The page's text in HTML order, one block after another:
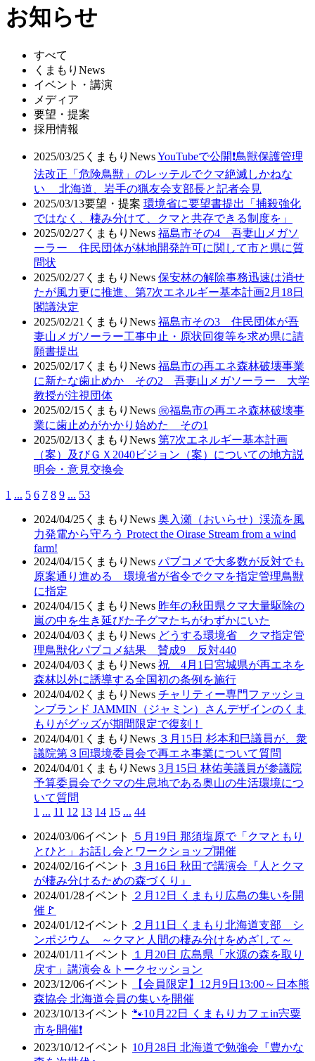
お知らせ
すべて
くまもりNews
イベント・講演
メディア
要望・提案
採用情報
2025/03/25 くまもりNewsYouTubeで公開❗鳥獣保護管理
法改正「危険鳥獣」のレッテルでクマ絶滅しかねな
い 北海道、岩手の猟友会支部長と記者会見
2025/03/13要望・提案 環境省に要望書提出「捕殺強化
ではなく、棲み分けて、クマと共存できる制度を」
2025/02/27 くまもりNews 福島市その4 吾妻山メガソ
ーラー 住民団体が林地開発許可に関して市と県に質
問状
2025/02/27 くまもりNews 保安林の解除事務迅速は消せ
たが風力更に推進、第7次エネルギー基本計画2月18日
閣議決定
2025/02/21 くまもりNews 福島市その3 住民団体が吾
妻山メガソーラー工事中止・原状回復等を求め県に請
願書提出
2025/02/17 くまもりNews 福島市の再エネ森林破壊事業
に新たな歯止めか その2 吾妻山メガソーラー 大学
教授が注視団体
2025/02/15 くまもりNews ㊗️福島市の再エネ森林破壊事
業に歯止めがかかり始めた その1
2025/02/13 くまもりNews 第7次エネルギー基本計画
（案）及びＧＸ2040ビジョン（案）についての地方説
明会・意見交換会
1 ... 5 6 7 8 9 ... 53
2024/04/25 くまもりNews 奥入瀬（おいらせ）渓流を風
力発電から守ろう Protect the Oirase Stream from a wind
farm!
2024/04/15 くまもりNews パブコメで大多数が反対でも
原案通り進める 環境省が省令でクマを指定管理鳥獣
に指定
2024/04/15 くまもりNews 昨年の秋田県クマ大量駆除の
嵐の中を生き延びた子グマたちがわずかにいた
2024/04/03 くまもりNews どうする環境省 クマ指定管
理鳥獣化パブコメ結果 賛成9 反対440
2024/04/03 くまもりNews 祝 4月1日宮城県が再エネを
森林以外に誘導する全国初の条例を施行
2024/04/02 くまもりNews チャリティー専門ファッショ
ンブランド JAMMIN（ジャミン）さんデザインのくま
もりがグッズが期間限定で復刻！
2024/04/01 くまもりNews ３月15日 杉本和巳議員が、衆
議院第３回環境委員会で再エネ事業について質問
2024/04/01 くまもりNews 3月15日 林佑美議員が参議院
予算委員会でクマの生息地である奥山の生活環境につ
いて質問
1 ... 11 12 13 14 15 ... 44
2024/03/06イベント
５月19日 那須塩原で「クマともり
とひと」お話し会とワークショップ開催
2024/02/16イベント
３月16日 秋田で講演会『人とクマ
が棲み分けるための森づくり』
2024/01/28イベント
２月12日 くまもり広島の集いを開
催🚩
2024/01/12イベント
２月11日 くまもり北海道支部 シ
ンポジウム ～クマと人間の棲み分けをめざして～
2024/01/11 イベント
１月20日 広島県「水源の森を取り
戻す」講演会＆トークセッション
2023/12/06イベント
【会員限定】12月9日13:00～日本熊
森協会 北海道会員の集いを開催
2023/10/13イベント 🐾10月22日 くまもりカフェin宍粟
市を開催❗
2023/10/12イベント 10月28日 北海道で勉強会『豊かな